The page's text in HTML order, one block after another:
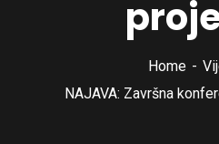
Home
NAJAVA: Završna